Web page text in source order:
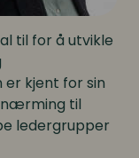
til for å utvikle
er kjent for sin
til
ledergrupper